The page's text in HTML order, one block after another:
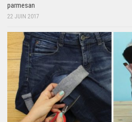
parmesan
22 JUIN 2017